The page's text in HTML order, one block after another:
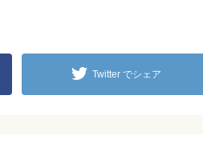
Twitter でシェア